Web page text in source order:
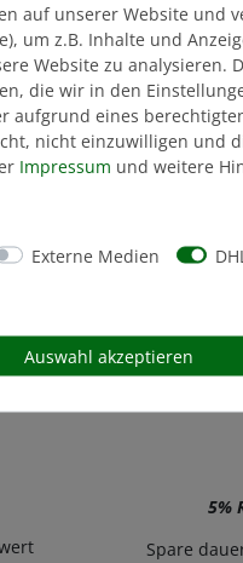
5%
Spare
auf unserer Website und
um z.B. Inhalte und
Website zu analysieren.
die wir in den
aufgrund eines
nicht einzuwilligen und
Impressum und weitere
Externe Medien
Auswahl akzeptieren